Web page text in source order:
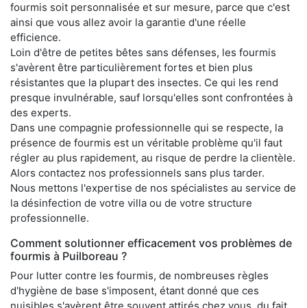
fourmis soit personnalisée et sur mesure, parce que c'est
ainsi que vous allez avoir la garantie d'une réelle
efficience.
Loin d'être de petites bêtes sans défenses, les fourmis
s'avèrent être particulièrement fortes et bien plus
résistantes que la plupart des insectes. Ce qui les rend
presque invulnérable, sauf lorsqu'elles sont confrontées à
des experts.
Dans une compagnie professionnelle qui se respecte, la
présence de fourmis est un véritable problème qu'il faut
régler au plus rapidement, au risque de perdre la clientèle.
Alors contactez nos professionnels sans plus tarder.
Nous mettons l'expertise de nos spécialistes au service de
la désinfection de votre villa ou de votre structure
professionnelle.
Comment solutionner efficacement vos problèmes de
fourmis à Puilboreau ?
Pour lutter contre les fourmis, de nombreuses règles
d'hygiène de base s'imposent, étant donné que ces